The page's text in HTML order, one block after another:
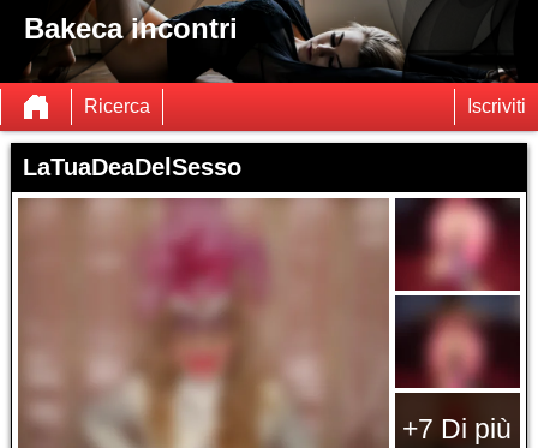
Bakeca incontri
Ricerca Iscriviti
LaTuaDeaDelSesso
+7 Di più